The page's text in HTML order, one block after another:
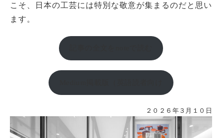
こそ、日本の工芸には特別な敬意が集まるのだと思い
ます。
２０２６年３月１０日